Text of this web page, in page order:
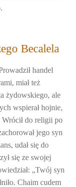
Becalela
handel
miał też
żydowskiego, ale
wspierał hojnie,
Wrócił do religii po
jego syn
udał się do
się ze swojej
„Twój syn
Chaim cudem